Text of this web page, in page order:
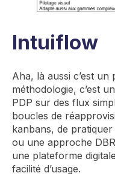
Intuiflow
Aha, là aussi c’est un
méthodologie, c’est
PDP sur des flux
boucles de
kanbans, de
ou une approche
une plateforme
facilité d’usage.